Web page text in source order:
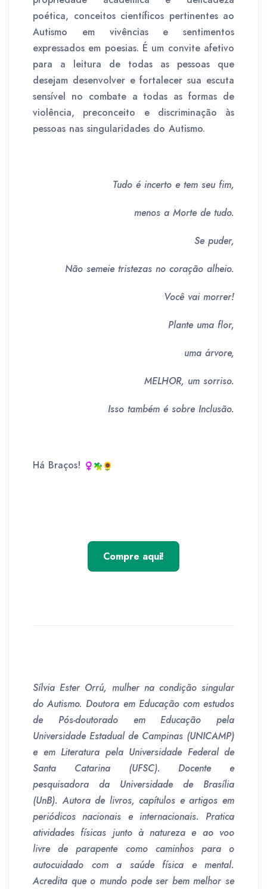
poética, conceitos científicos pertinentes ao
Autismo em vivências e sentimentos
expressados em poesias. É um convite afetivo
para a leitura de todas as pessoas que
desejam desenvolver e fortalecer sua escuta
sensível no combate a todas as formas de
violência, preconceito e discriminação às
pessoas nas singularidades do Autismo.
Tudo é incerto e tem seu fim,
menos a Morte de tudo.
Se puder,
Não semeie tristezas no coração alheio.
Você vai morrer!
Plante uma flor,
uma árvore,
MELHOR, um sorriso.
Isso também é sobre Inclusão.
Há Braços!
Compre aqui!
Sílvia Ester Orrú, mulher na condição singular
do Autismo. Doutora em Educação com estudos
de Pós-doutorado em Educação pela
Universidade Estadual de Campinas (UNICAMP)
e em Literatura pela Universidade Federal de
Santa Catarina (UFSC). Docente e
pesquisadora da Universidade de Brasília
(UnB). Autora de livros, capítulos e artigos em
periódicos nacionais e internacionais. Pratica
atividades físicas junto à natureza e ao voo
livre de parapente como caminhos para o
autocuidado com a saúde física e mental.
Acredita que o mundo pode ser bem melhor se